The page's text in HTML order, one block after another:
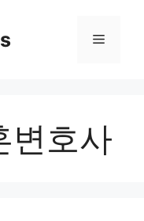
Menu
변호사